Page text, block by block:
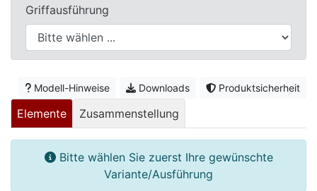
Griffausführung
Modell-Hinweise Downloads Produktsicherheit
Elemente Zusammenstellung
Bitte wählen Sie zuerst Ihre gewünschte
Variante/Ausführung
Herrendiener
Spiegel
&
Schlafzimmerregale